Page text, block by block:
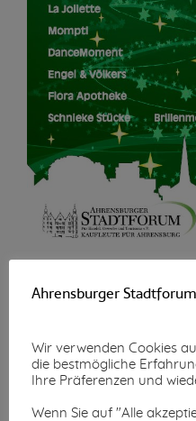
Wunschzettel-Aktion
Ahrensburger Stadtforum
Wir verwenden Cookies
die bestmögliche
Ihre Präferenzen und
Wenn Sie auf "Alle